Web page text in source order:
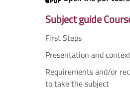
Subject guide
First Steps
Presentation and
Requirements and/or
to take the subject